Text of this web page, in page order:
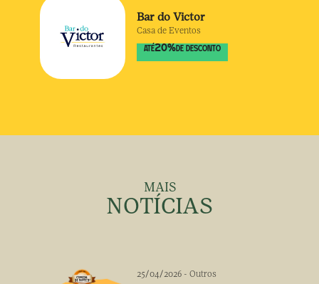
Bar do Victor
Casa de Eventos
ATÉ20% DE DESCONTO
MAIS
NOTÍCIAS
25/04/2026 - Outros